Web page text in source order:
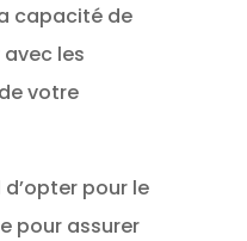
capacité de
les
votre
pour le
pour assurer